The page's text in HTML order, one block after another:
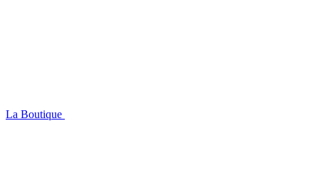
La Boutique